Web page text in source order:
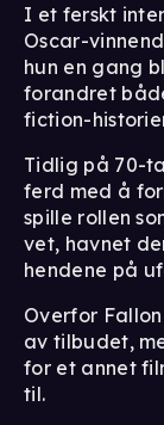
I et ferskt
Oscar-
hun en gang
forandret
fiction-
Tidlig på 70-
ferd med å
spille rollen
vet, havnet
hendene på
Overfor
av tilbudet,
for et annet
til.